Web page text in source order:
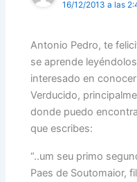
16/12/2013 a las
Antonio Pedro, te
se aprende
interesado en
Verducido,
donde puedo
que escribes:
“..um seu primo
Paes de Soutomaior,